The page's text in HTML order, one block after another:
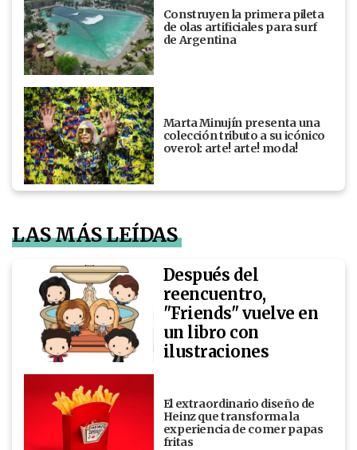
Construyen la primera pileta
de olas artificiales para surf
de Argentina
Marta Minujín presenta una
colección tributo a su icónico
overol: arte! arte! moda!
LAS MÁS LEÍDAS
Después del
reencuentro,
"Friends" vuelve en
un libro con
ilustraciones
El extraordinario diseño de
Heinz que transforma la
experiencia de comer papas
fritas